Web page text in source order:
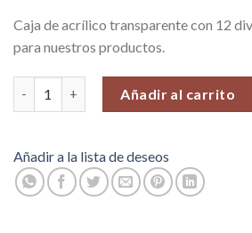
Caja de acrílico transparente con 12
para nuestros productos.
Añadir al carrito
Añadir a la lista de deseos